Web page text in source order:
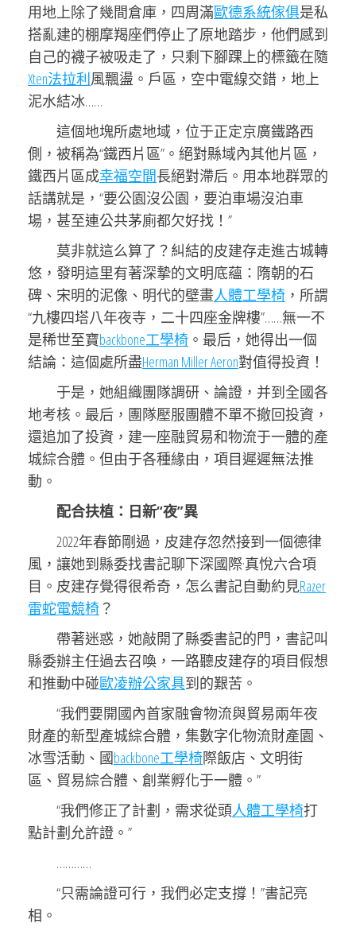
用地上除了幾間倉庫，四周滿歐德系統傢俱是私
搭亂建的棚摩羯座們停止了原地踏步，他們感到
自己的襪子被吸走了，只剩下腳踝上的標籤在隨
Xten法拉利風飄盪。戶區，空中電線交錯，地上
泥水結冰……
這個地塊所處地域，位于正定京廣鐵路西
側，被稱為“鐵西片區”。絕對縣域內其他片區，
鐵西片區成幸福空間長絕對滯后。用本地群眾的
話講就是，“要公園沒公園，要泊車場沒泊車
場，甚至連公共茅廁都欠好找！”
莫非就這么算了？糾結的皮建存走進古城轉
悠，發明這里有著深摯的文明底蘊：隋朝的石
碑、宋明的泥像、明代的壁畫人體工學椅 ，所謂
“九樓四塔八年夜寺，二十四座金牌樓”……無一不
是稀世至寶backbone工學椅 。最后，她得出一個
結論：這個處所盡Herman Miller Aeron對值得投資！
于是，她組織團隊調研、論證，并到全國各
地考核。最后，團隊壓服團體不單不撤回投資，
還追加了投資，建一座融貿易和物流于一體的產
城綜合體。但由于各種緣由，項目遲遲無法推
動。
配合扶植：日新“夜”異
2022年春節剛過，皮建存忽然接到一個德律
風，讓她到縣委找書記聊下深國際·真悅六合項
目。皮建存覺得很希奇，怎么書記自動約見Razer
雷蛇電競椅？
帶著迷惑，她敲開了縣委書記的門，書記叫
縣委辦主任過去召喚，一路聽皮建存的項目假想
和推動中碰歐凌辦公家具到的艱苦。
“我們要開國內首家融會物流與貿易兩年夜
財產的新型產城綜合體，集數字化物流財產園、
冰雪活動、國backbone工學椅際飯店、文明街
區、貿易綜合體、創業孵化于一體。”
“我們修正了計劃，需求從頭人體工學椅打
點計劃允許證。”
…………
“只需論證可行，我們必定支撐！”書記亮
相。